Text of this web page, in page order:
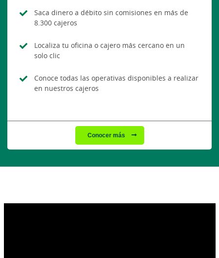
Saca dinero a débito sin comisiones en más de
8.300 cajeros
Localiza tu oficina o cajero más cercano en un
solo clic
Conoce todas las operativas disponibles a realizar
en nuestros cajeros
Conocer más